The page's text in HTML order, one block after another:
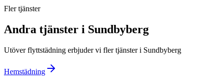
Fler tjänster
Andra tjänster i Sundbyberg
Utöverflyttstädning erbjuder vi fler tjänster i Sundbyberg
Hemstädning